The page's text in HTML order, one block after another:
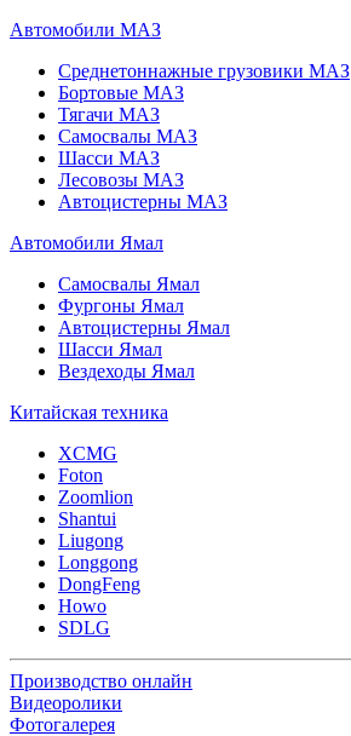
Автомобили МАЗ
Среднетоннажные грузовики МАЗ
Бортовые МАЗ
Тягачи МАЗ
Самосвалы МАЗ
Шасси МАЗ
Лесовозы МАЗ
Автоцистерны МАЗ
Автомобили Ямал
Самосвалы Ямал
Фургоны Ямал
Автоцистерны Ямал
Шасси Ямал
Вездеходы Ямал
Китайская техника
XCMG
Foton
Zoomlion
Shantui
Liugong
Longgong
DongFeng
Howo
SDLG
Производство онлайн
Видеоролики
Фотогалерея